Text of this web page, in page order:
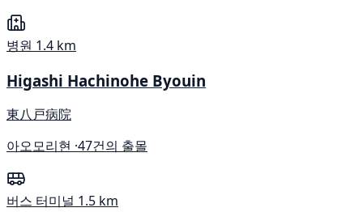
병원 1.4 km
Higashi Hachinohe Byouin
東八戸病院
아오모리현 ·47건의 출몰
버스 터미널 1.5 km